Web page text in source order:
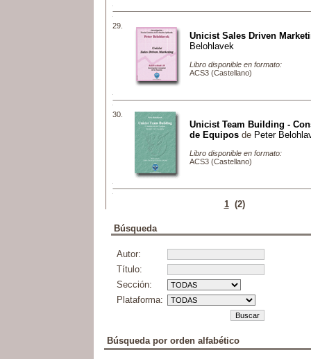
29.
Unicist Sales Driven
Belohlavek
Libro disponible en formato:
ACS3 (Castellano)
30.
Unicist Team Building -
de Equipos de Peter
Libro disponible en formato:
ACS3 (Castellano)
1 (2)
Búsqueda
Autor:
Título:
Sección:
Plataforma:
Búsqueda por orden alfabético